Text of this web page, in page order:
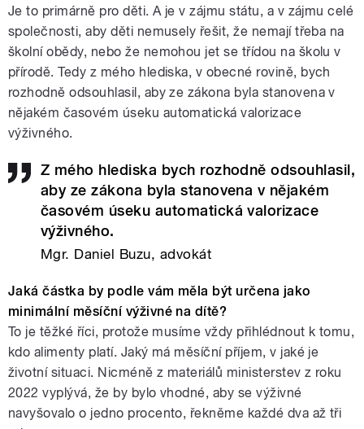
Je to primárně pro děti. A je v zájmu státu, a v zájmu celé
společnosti, aby děti nemusely řešit, že nemají třeba na
školní obědy, nebo že nemohou jet se třídou na školu v
přírodě. Tedy z mého hlediska, v obecné rovině, bych
rozhodně odsouhlasil, aby ze zákona byla stanovena v
nějakém časovém úseku automatická valorizace
výživného.
Z mého hlediska bych rozhodně odsouhlasil,
aby ze zákona byla stanovena v nějakém
časovém úseku automatická valorizace
výživného.
Mgr. Daniel Buzu, advokát
Jaká částka by podle vám měla být určena jako
minimální měsíční výživné na dítě?
To je těžké říci, protože musíme vždy přihlédnout k tomu,
kdo alimenty platí. Jaký má měsíční příjem, v jaké je
životní situaci. Nicméně z materiálů ministerstev z roku
2022 vyplývá, že by bylo vhodné, aby se výživné
navyšovalo o jedno procento, řekněme každé dva až tři